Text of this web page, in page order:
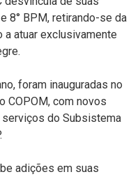
8° BPM, retirando-se da
atuar exclusivamente
foram inauguradas no
COPOM, com novos
do Subsistema
adições em suas